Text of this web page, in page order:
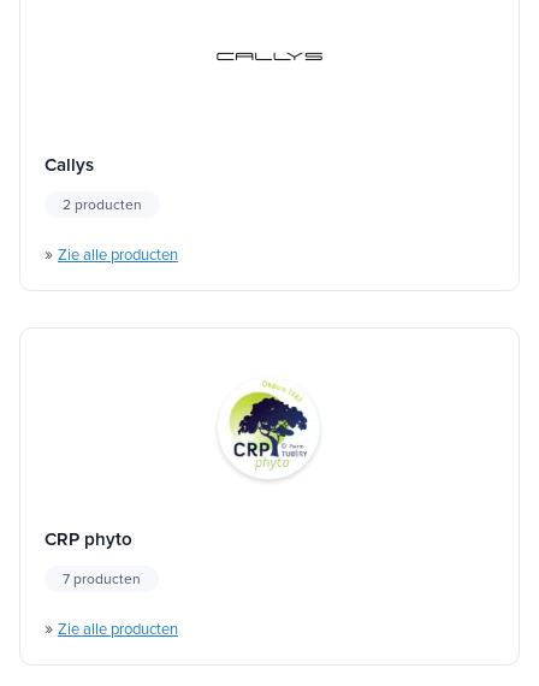
Callys
2 producten
» Zie alle producten
CRP phyto
7 producten
» Zie alle producten